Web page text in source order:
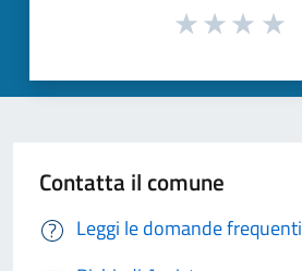
Contatta il comune
Leggi le domande frequenti